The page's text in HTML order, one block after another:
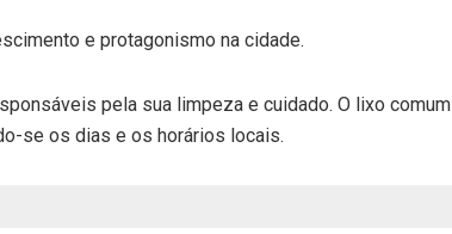
e protagonismo na cidade.
pela sua limpeza e cuidado. O lixo comum
se os dias e os horários locais.